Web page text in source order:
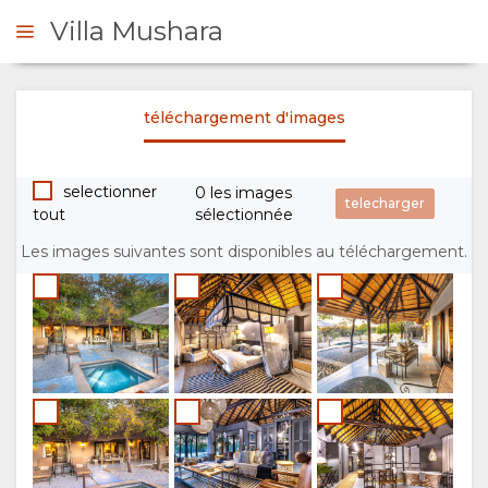
PRÉSENTATION
A
PROPOS
DE
NOUS
POURQUOI
SÉJOUR
Villa Mushara
téléchargement d'images
selectionner
tout
0 les images
sélectionnée
Les images suivantes sont disponibles au téléchargement.